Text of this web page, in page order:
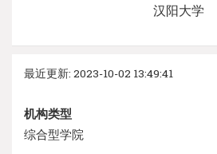
汉阳大学
最近更新: 2023-10-02 13:49:41
机构类型
综合型学院